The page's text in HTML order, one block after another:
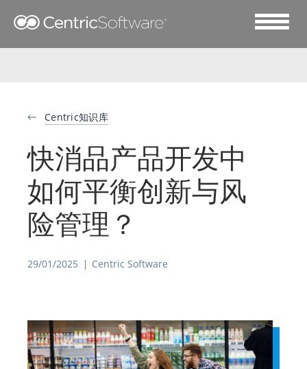
Centric知识库
快消品产品开发中
如何平衡创新与风
险管理？
29/01/2025 Centric Software